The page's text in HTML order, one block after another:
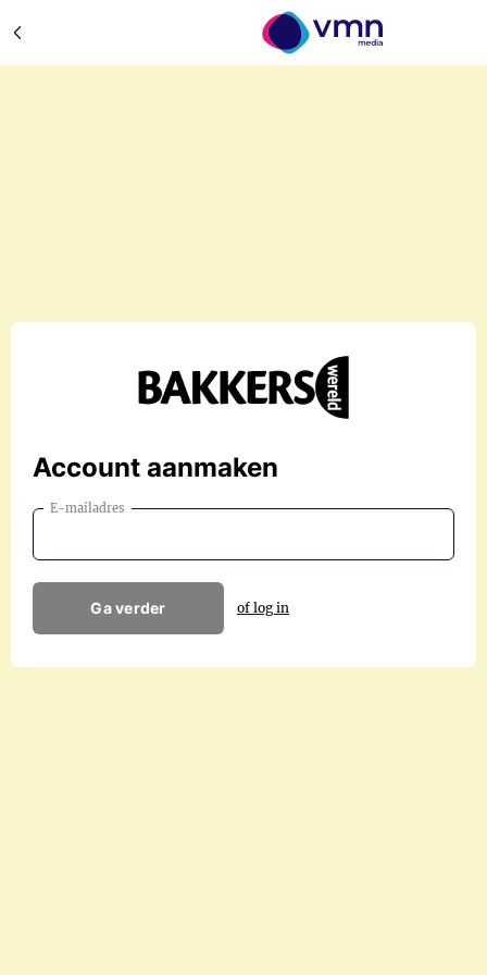
Account aanmaken
E-mailadres
Ga verder of log in